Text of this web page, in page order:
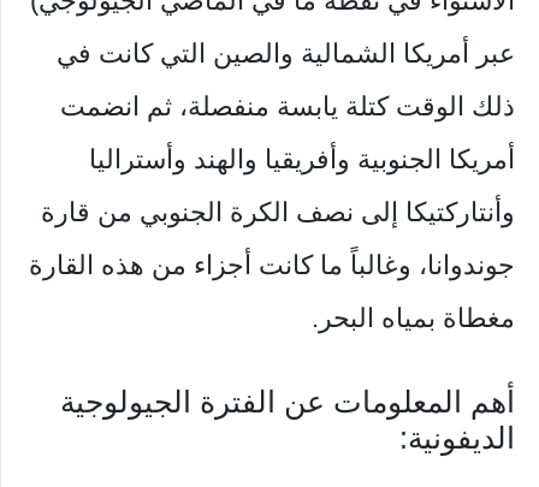
عبر أمريكا الشمالية والصين التي كانت في
ذلك الوقت كتلة يابسة منفصلة، ثم انضمت
أمريكا الجنوبية وأفريقيا والهند وأستراليا
وأنتاركتيكا إلى نصف الكرة الجنوبي من قارة
جوندوانا، وغالباً ما كانت أجزاء من هذه القارة
مغطاة بمياه البحر.
أهم المعلومات عن الفترة الجيولوجية
الديفونية: